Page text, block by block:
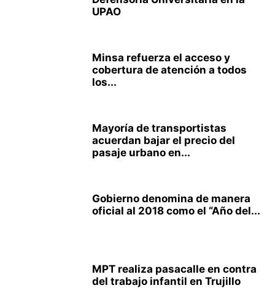
UPAO
Minsa refuerza el acceso y
cobertura de atención a todos
los...
Mayoría de transportistas
acuerdan bajar el precio del
pasaje urbano en...
Gobierno denomina de manera
oficial al 2018 como el “Año del...
MPT realiza pasacalle en contra
del trabajo infantil en Trujillo